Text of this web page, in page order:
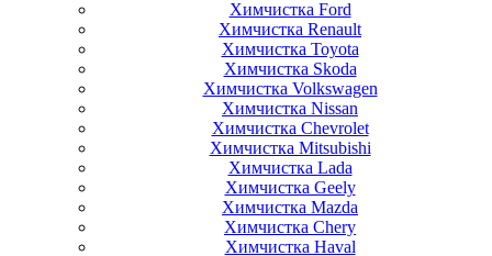
Химчистка Ford
Химчистка Renault
Химчистка Toyota
Химчистка Skoda
Химчистка Volkswagen
Химчистка Nissan
Химчистка Chevrolet
Химчистка Mitsubishi
Химчистка Lada
Химчистка Geely
Химчистка Mazda
Химчистка Chery
Химчистка Haval